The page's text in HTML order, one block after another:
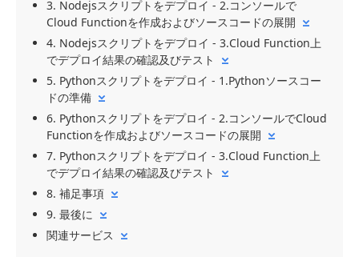
3. Nodejsスクリプトをデプロイ - 2.コンソールで
Cloud Functionを作成およびソースコードの展開
4. Nodejsスクリプトをデプロイ - 3.Cloud Function上
でデプロイ結果の確認及びテスト
5. Pythonスクリプトをデプロイ - 1.Pythonソースコー
ドの準備
6. Pythonスクリプトをデプロイ - 2.コンソールでCloud
Functionを作成およびソースコードの展開
7. Pythonスクリプトをデプロイ - 3.Cloud Function上
でデプロイ結果の確認及びテスト
8. 補足事項
9. 最後に
関連サービス